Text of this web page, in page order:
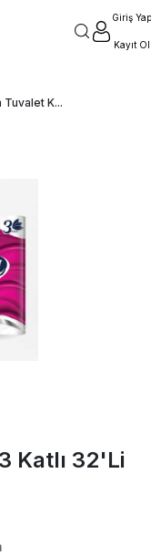
Giriş Yap
Kayıt Ol
Tuvalet K...
Katlı 32'Li